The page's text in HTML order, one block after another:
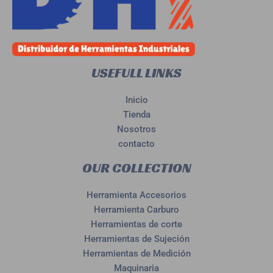
USEFULL LINKS
Inicio
Tienda
Nosotros
contacto
OUR COLLECTION
Herramienta Accesorios
Herramienta Carburo
Herramientas de corte
Herramientas de Sujeción
Herramientas de Medición
Maquinaria